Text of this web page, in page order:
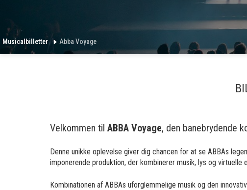
Musicalbilletter Abba Voyage
Velkommen til ABBA Voyage, den banebrydende
Denne unikke oplevelse giver dig chancen for at se ABBAs
imponerende produktion, der kombinerer musik, lys og
Kombinationen af ABBAs uforglemmelige musik og den